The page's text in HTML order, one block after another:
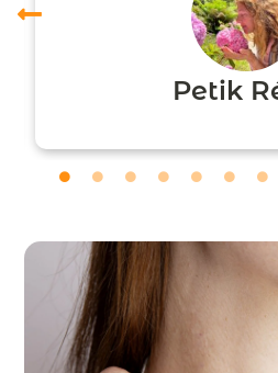
Petik